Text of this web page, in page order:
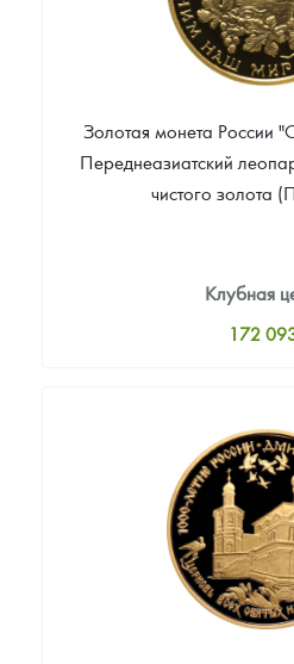
Золотая монета России
Переднеазиатский
чистого золота
Клубная
172
Цена